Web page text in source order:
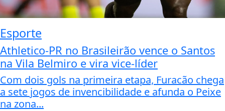
Esporte
Athletico-PR no Brasileirão vence o Santos
na Vila Belmiro e vira vice-líder
Com dois gols na primeira etapa, Furacão chega
a sete jogos de invencibilidade e afunda o Peixe
na zona...